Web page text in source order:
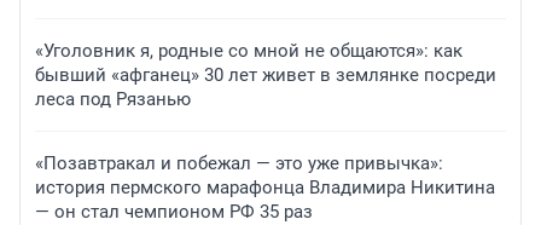
«Уголовник я, родные со мной не общаются»: как
бывший «афганец» 30 лет живет в землянке посреди
леса под Рязанью
«Позавтракал и побежал — это уже привычка»:
история пермского марафонца Владимира Никитина
— он стал чемпионом РФ 35 раз